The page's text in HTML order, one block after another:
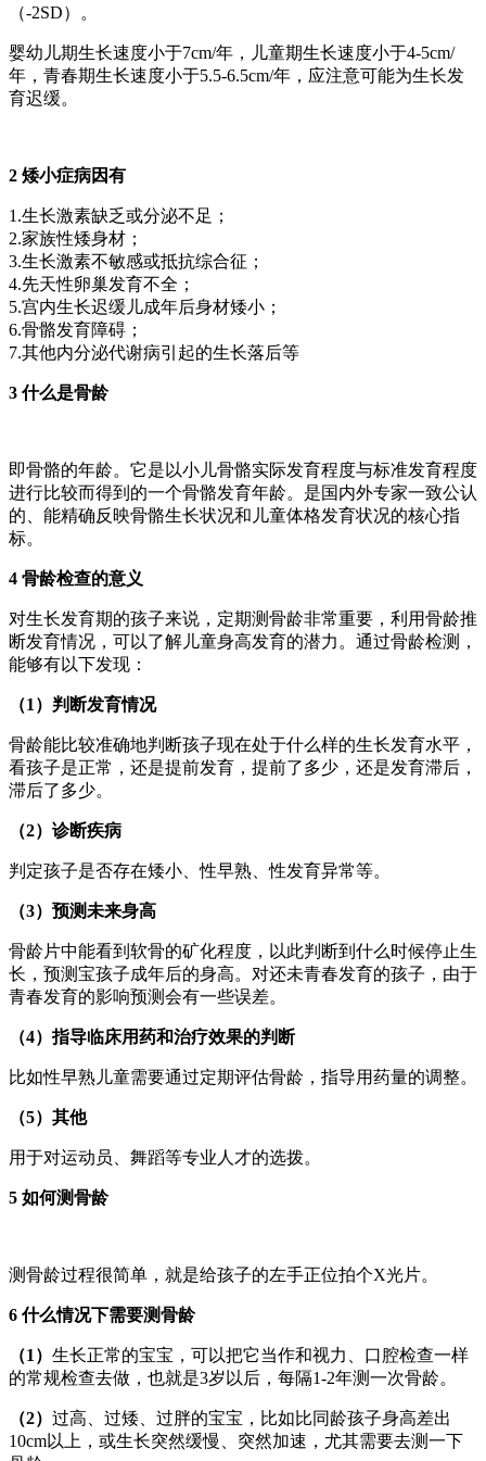
（-2SD）。
婴幼儿期生长速度小于7cm/年，儿童期生长速度小于4-5cm/
年，青春期生长速度小于5.5-6.5cm/年，应注意可能为生长发
育迟缓。
2 矮小症病因有
1.生长激素缺乏或分泌不足；
2.家族性矮身材；
3.生长激素不敏感或抵抗综合征；
4.先天性卵巢发育不全；
5.宫内生长迟缓儿成年后身材矮小；
6.骨骼发育障碍；
7.其他内分泌代谢病引起的生长落后等
3 什么是骨龄
即骨骼的年龄。它是以小儿骨骼实际发育程度与标准发育程度
进行比较而得到的一个骨骼发育年龄。是国内外专家一致公认
的、能精确反映骨骼生长状况和儿童体格发育状况的核心指
标。
4 骨龄检查的意义
对生长发育期的孩子来说，定期测骨龄非常重要，利用骨龄推
断发育情况，可以了解儿童身高发育的潜力。通过骨龄检测，
能够有以下发现：
（1）判断发育情况
骨龄能比较准确地判断孩子现在处于什么样的生长发育水平，
看孩子是正常，还是提前发育，提前了多少，还是发育滞后，
滞后了多少。
（2）诊断疾病
判定孩子是否存在矮小、性早熟、性发育异常等。
（3）预测未来身高
骨龄片中能看到软骨的矿化程度，以此判断到什么时候停止生
长，预测宝孩子成年后的身高。对还未青春发育的孩子，由于
青春发育的影响预测会有一些误差。
（4）指导临床用药和治疗效果的判断
比如性早熟儿童需要通过定期评估骨龄，指导用药量的调整。
（5）其他
用于对运动员、舞蹈等专业人才的选拨。
5 如何测骨龄
测骨龄过程很简单，就是给孩子的左手正位拍个X光片。
6 什么情况下需要测骨龄
（1） 生长正常的宝宝，可以把它当作和视力、口腔检查一样
的常规检查去做，也就是3岁以后，每隔1-2年测一次骨龄。
（2） 过高、过矮、过胖的宝宝，比如比同龄孩子身高差出
10cm以上，或生长突然缓慢、突然加速，尤其需要去测一下